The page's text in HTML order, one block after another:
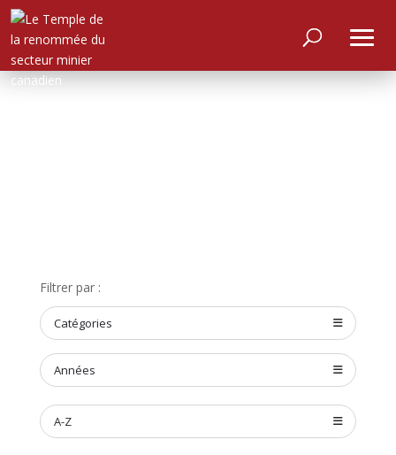
ACCUEIL
À
PROPOS
RENCONTRER
LES
MEMBRES
NOMINATION
CÉRÉMONIE
Filtrer par :
Catégories
Années
A-Z